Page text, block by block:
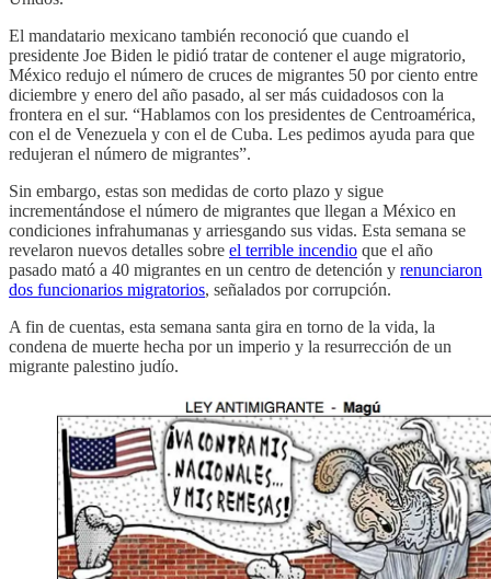
El mandatario mexicano también reconoció que cuando el
presidente Joe Biden le pidió tratar de contener el auge migratorio,
México redujo el número de cruces de migrantes 50 por ciento entre
diciembre y enero del año pasado, al ser más cuidadosos con la
frontera en el sur. “Hablamos con los presidentes de Centroamérica,
con el de Venezuela y con el de Cuba. Les pedimos ayuda para que
redujeran el número de migrantes”.
Sin embargo, estas son medidas de corto plazo y sigue
incrementándose el número de migrantes que llegan a México en
condiciones infrahumanas y arriesgando sus vidas. Esta semana se
revelaron nuevos detalles sobre el terrible incendio que el año
pasado mató a 40 migrantes en un centro de detención y renunciaron
dos funcionarios migratorios, señalados por corrupción.
A fin de cuentas, esta semana santa gira en torno de la vida, la
condena de muerte hecha por un imperio y la resurrección de un
migrante palestino judío.